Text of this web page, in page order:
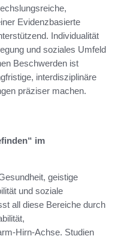
Evidenzbasierte
Individualität
und soziales Umfeld
Beschwerden ist
interdisziplinäre
präziser machen.
im
geistige
und soziale
all diese Bereiche durch
Studien